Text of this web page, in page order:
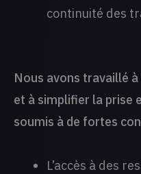
continuité des
Nous avons travaillé
et à simplifier la prise
soumis à de fortes
L’accès à des